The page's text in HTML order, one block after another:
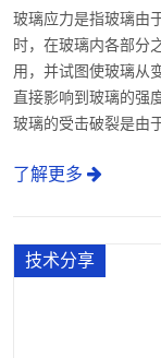
玻璃应力是指玻璃由
时，在玻璃内各部分
用，并试图使玻璃从
直接影响到玻璃的强
玻璃的受击破裂是由
了解更多
技术分享